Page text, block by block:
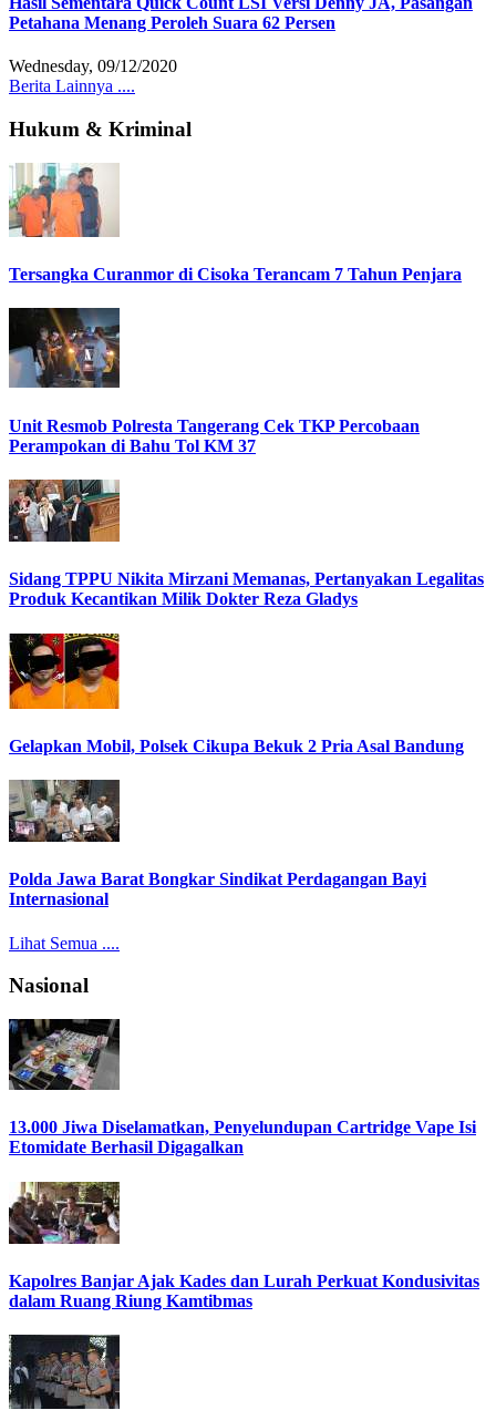
Petahana Menang Peroleh Suara 62 Persen
Wednesday, 09/12/2020
Berita Lainnya ....
Hukum & Kriminal
Tersangka Curanmor di Cisoka Terancam 7 Tahun Penjara
Unit Resmob Polresta Tangerang Cek TKP Percobaan
Perampokan di Bahu Tol KM 37
Sidang TPPU Nikita Mirzani Memanas, Pertanyakan Legalitas
Produk Kecantikan Milik Dokter Reza Gladys
Gelapkan Mobil, Polsek Cikupa Bekuk 2 Pria Asal Bandung
Polda Jawa Barat Bongkar Sindikat Perdagangan Bayi
Internasional
Lihat Semua ....
Nasional
13.000 Jiwa Diselamatkan, Penyelundupan Cartridge Vape Isi
Etomidate Berhasil Digagalkan
Kapolres Banjar Ajak Kades dan Lurah Perkuat Kondusivitas
dalam Ruang Riung Kamtibmas